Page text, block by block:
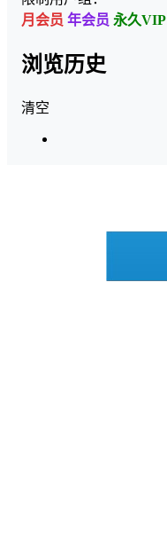
月会员 年会员 永久VIP
浏览历史
清空